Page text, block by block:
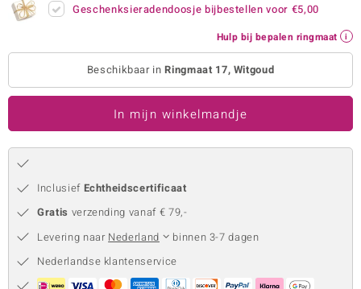
Geschenksieradendoosje bijbestellen voor €5,00
Hulp bij bepalen ringmaat
Beschikbaar inRingmaat 17, Witgoud
In mijn winkelmandje
Inclusief Echtheidscertificaat
Gratis verzending vanaf € 79,-
Levering naar Nederland
binnen 3-7 dagen
Nederlandse klantenservice